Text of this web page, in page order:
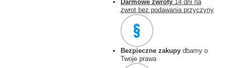
Darmowe zwroty 14 dni na
zwrot bez podawania przyczyny
Bezpieczne zakupy dbamy o
Twoje prawa